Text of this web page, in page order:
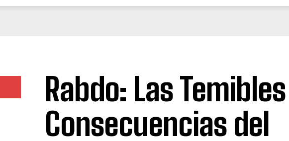
Rabdo: Las Temibles
Consecuencias del